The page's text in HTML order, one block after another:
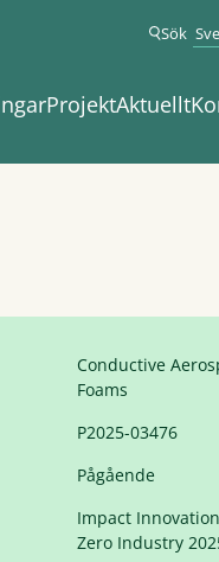
ProjektAktuellt
Sök
Conductive
Foams
P2025-03476
Pågående
Impact
Zero Industry